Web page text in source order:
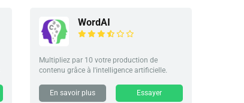
WordAI
Multipliez par 10 votre production de
contenu grâce à l'intelligence artificielle.
En savoir plus Essayer